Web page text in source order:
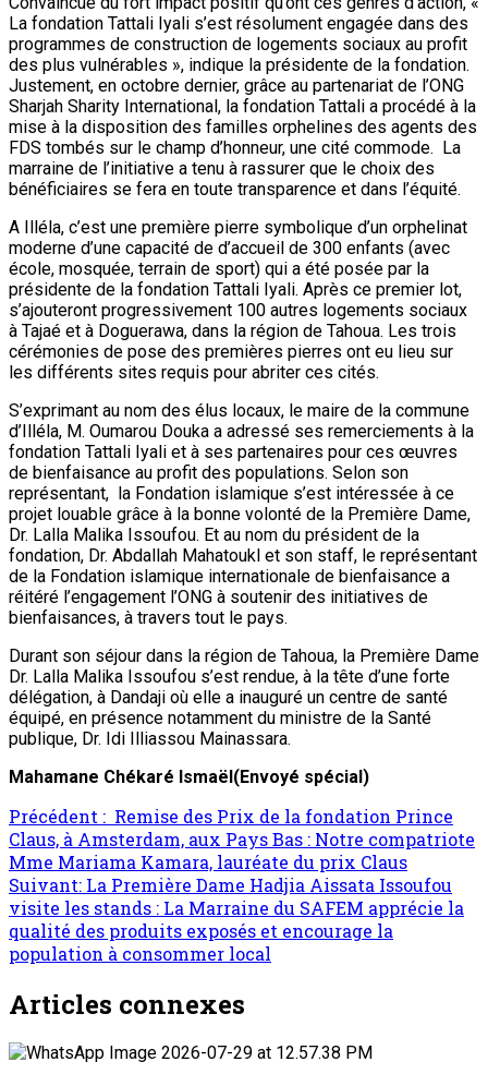
La fondation Tattali Iyali s’est résolument engagée dans des
programmes de construction de logements sociaux au profit
des plus vulnérables », indique la présidente de la fondation.
Justement, en octobre dernier, grâce au partenariat de l’ONG
Sharjah Sharity International, la fondation Tattali a procédé à la
mise à la disposition des familles orphelines des agents des
FDS tombés sur le champ d’honneur, une cité commode. La
marraine de l’initiative a tenu à rassurer que le choix des
bénéficiaires se fera en toute transparence et dans l’équité.
A Illéla, c’est une première pierre symbolique d’un orphelinat
moderne d’une capacité de d’accueil de 300 enfants (avec
école, mosquée, terrain de sport) qui a été posée par la
présidente de la fondation Tattali Iyali. Après ce premier lot,
s’ajouteront progressivement 100 autres logements sociaux
à Tajaé et à Doguerawa, dans la région de Tahoua. Les trois
cérémonies de pose des premières pierres ont eu lieu sur
les différents sites requis pour abriter ces cités.
S’exprimant au nom des élus locaux, le maire de la commune
d’Illéla, M. Oumarou Douka a adressé ses remerciements à la
fondation Tattali Iyali et à ses partenaires pour ces œuvres
de bienfaisance au profit des populations. Selon son
représentant, la Fondation islamique s’est intéressée à ce
projet louable grâce à la bonne volonté de la Première Dame,
Dr. Lalla Malika Issoufou. Et au nom du président de la
fondation, Dr. Abdallah Mahatoukl et son staff, le représentant
de la Fondation islamique internationale de bienfaisance a
réitéré l’engagement l’ONG à soutenir des initiatives de
bienfaisances, à travers tout le pays.
Durant son séjour dans la région de Tahoua, la Première Dame
Dr. Lalla Malika Issoufou s’est rendue, à la tête d’une forte
délégation, à Dandaji où elle a inauguré un centre de santé
équipé, en présence notamment du ministre de la Santé
publique, Dr. Idi Illiassou Mainassara.
Mahamane Chékaré Ismaël(Envoyé spécial)
Précédent : Remise des Prix de la fondation Prince
Claus, à Amsterdam, aux Pays Bas : Notre compatriote
Mme Mariama Kamara, lauréate du prix Claus
Suivant: La Première Dame Hadjia Aissata Issoufou
visite les stands : La Marraine du SAFEM apprécie la
qualité des produits exposés et encourage la
population à consommer local
Articles connexes